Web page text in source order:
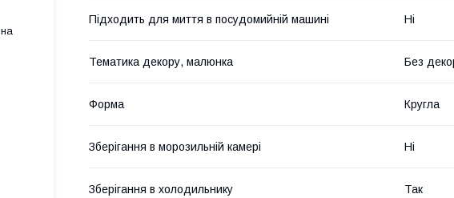
Підходить для миття в посудомийній машині Ні
Тематика декору, малюнка Без
Форма Кругла
Зберігання в морозильній камері Ні
Зберігання в холодильнику Так